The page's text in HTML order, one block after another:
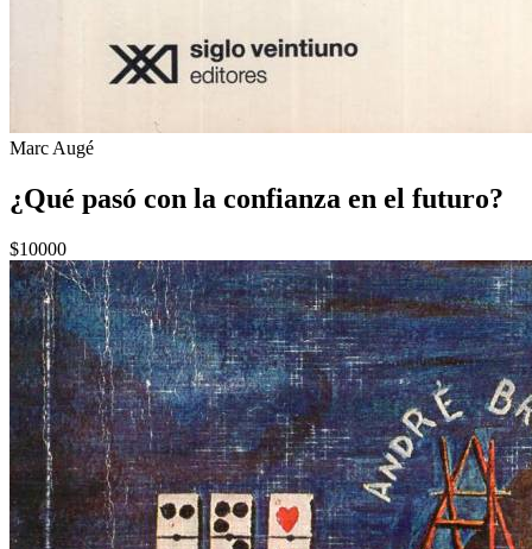
Marc Augé
¿Qué pasó con la confianza en el futuro?
$10000